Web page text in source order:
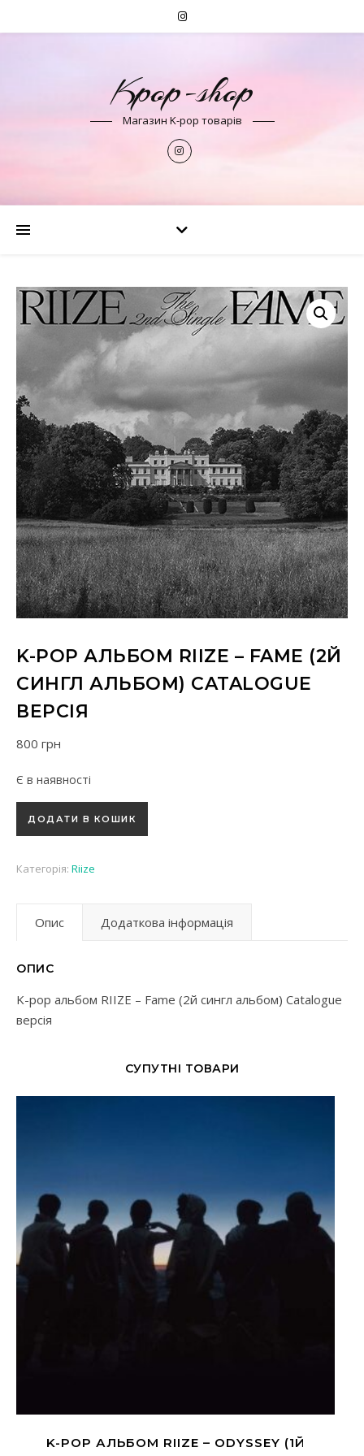
Kpop-shop
Магазин K-pop товарів
K-POP АЛЬБОМ RIIZE – FAME (2Й
СИНГЛ АЛЬБОМ) CATALOGUE
ВЕРСІЯ
800 грн
Є в наявності
ДОДАТИ В КОШИК
Категорія: Riize
Опис Додаткова інформація
ОПИС
K-pop альбом RIIZE – Fame (2й сингл альбом) Catalogue
версія
СУПУТНІ ТОВАРИ
K-POP АЛЬБОМ RIIZE – ODYSSEY (1Й